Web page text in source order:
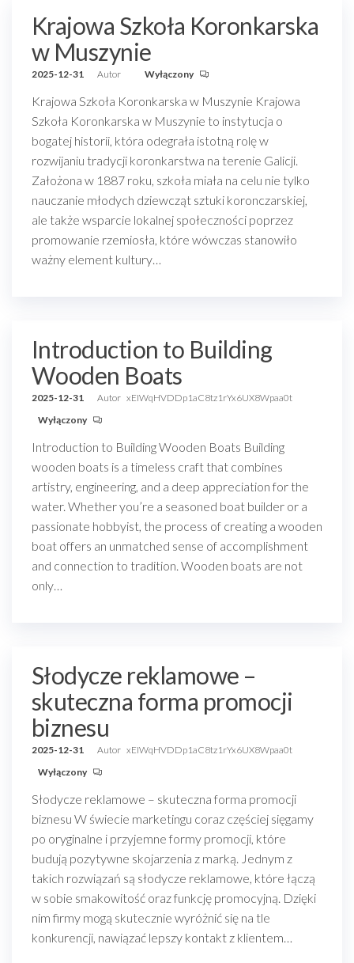
Krajowa Szkoła Koronkarska
w Muszynie
2025-12-31 Autor Wyłączony
Krajowa Szkoła Koronkarska w Muszynie Krajowa
Szkoła Koronkarska w Muszynie to instytucja o
bogatej historii, która odegrała istotną rolę w
rozwijaniu tradycji koronkarstwa na terenie Galicji.
Założona w 1887 roku, szkoła miała na celu nie tylko
nauczanie młodych dziewcząt sztuki koronczarskiej,
ale także wsparcie lokalnej społeczności poprzez
promowanie rzemiosła, które wówczas stanowiło
ważny element kultury…
Introduction to Building
Wooden Boats
2025-12-31 Autor xEIWqHVDDp1aC8tz1rYx6UX8Wpaa0t
Wyłączony
Introduction to Building Wooden Boats Building
wooden boats is a timeless craft that combines
artistry, engineering, and a deep appreciation for the
water. Whether you’re a seasoned boat builder or a
passionate hobbyist, the process of creating a wooden
boat offers an unmatched sense of accomplishment
and connection to tradition. Wooden boats are not
only…
Słodycze reklamowe –
skuteczna forma promocji
biznesu
2025-12-31 Autor xEIWqHVDDp1aC8tz1rYx6UX8Wpaa0t
Wyłączony
Słodycze reklamowe – skuteczna forma promocji
biznesu W świecie marketingu coraz częściej sięgamy
po oryginalne i przyjemne formy promocji, które
budują pozytywne skojarzenia z marką. Jednym z
takich rozwiązań są słodycze reklamowe, które łączą
w sobie smakowitość oraz funkcję promocyjną. Dzięki
nim firmy mogą skutecznie wyróżnić się na tle
konkurencji, nawiązać lepszy kontakt z klientem…